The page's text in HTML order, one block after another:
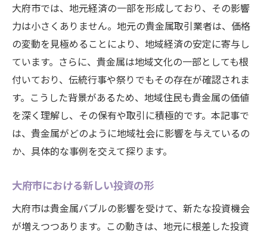
大府市では、地元経済の一部を形成しており、その影響
力は小さくありません。地元の貴金属取引業者は、価格
の変動を見極めることにより、地域経済の安定に寄与し
ています。さらに、貴金属は地域文化の一部としても根
付いており、伝統行事や祭りでもその存在が確認されま
す。こうした背景があるため、地域住民も貴金属の価値
を深く理解し、その保有や取引に積極的です。本記事で
は、貴金属がどのように地域社会に影響を与えているの
か、具体的な事例を交えて探ります。
大府市における新しい投資の形
大府市は貴金属バブルの影響を受けて、新たな投資機会
が増えつつあります。この動きは、地元に根差した投資